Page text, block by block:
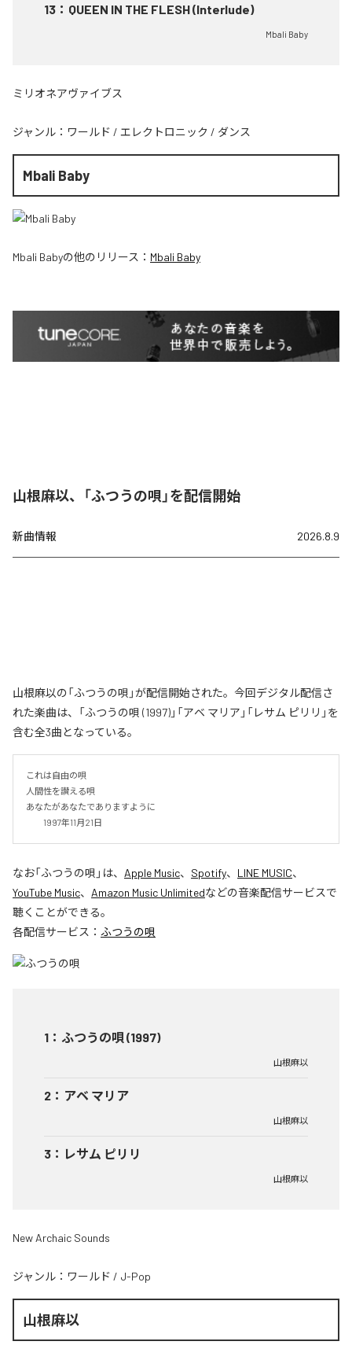
13 ： QUEEN IN THE FLESH (Interlude)
Mbali Baby
ミリオネアヴァイブス
ジャンル： ワールド / エレクトロニック / ダンス
Mbali Baby
Mbali Babyの他のリリース： Mbali Baby
山根麻以、「ふつうの唄」を配信開始
新曲情報 2026.8.9
山根麻以の「ふつうの唄」が配信開始された。今回デジタル配信さ
れた楽曲は、「ふつうの唄 (1997)」「アベ マリア」「レサム ピリリ」を
含む全3曲となっている。
これは自由の唄
人間性を讃える唄
あなたがあなたでありますように
1997年11月21日
なお「ふつうの唄 」は、 Apple Music、 Spotify、 LINE MUSIC、
YouTube Music、 Amazon Music Unlimitedなどの音楽配信サービスで
聴くことができる。
各配信サービス： ふつうの唄
1 ： ふつうの唄 (1997)
山根麻以
2 ： アベ マリア
山根麻以
3 ： レサム ピリリ
山根麻以
New Archaic Sounds
ジャンル： ワールド / J-Pop
山根麻以